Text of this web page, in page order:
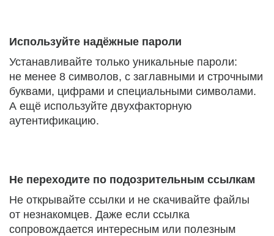
Используйте надёжные пароли
Устанавливайте только уникальные пароли:
не менее 8 символов, с заглавными и строчными
буквами, цифрами и специальными символами.
А ещё используйте двухфакторную
аутентификацию.
Не переходите по подозрительным ссылкам
Не открывайте ссылки и не скачивайте файлы
от незнакомцев. Даже если ссылка
сопровождается интересным или полезным